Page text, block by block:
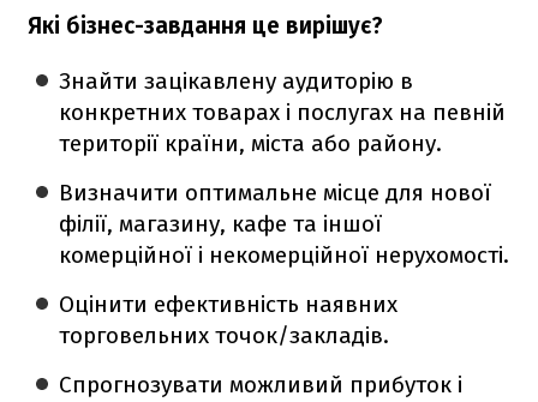
Які бізнес-завдання це вирішує?
Знайти зацікавлену аудиторію в
конкретних товарах і послугах на певній
території країни, міста або району.
Визначити оптимальне місце для нової
філії, магазину, кафе та іншої
комерційної і некомерційної нерухомості.
Оцінити ефективність наявних
торговельних точок/закладів.
Спрогнозувати можливий прибуток і